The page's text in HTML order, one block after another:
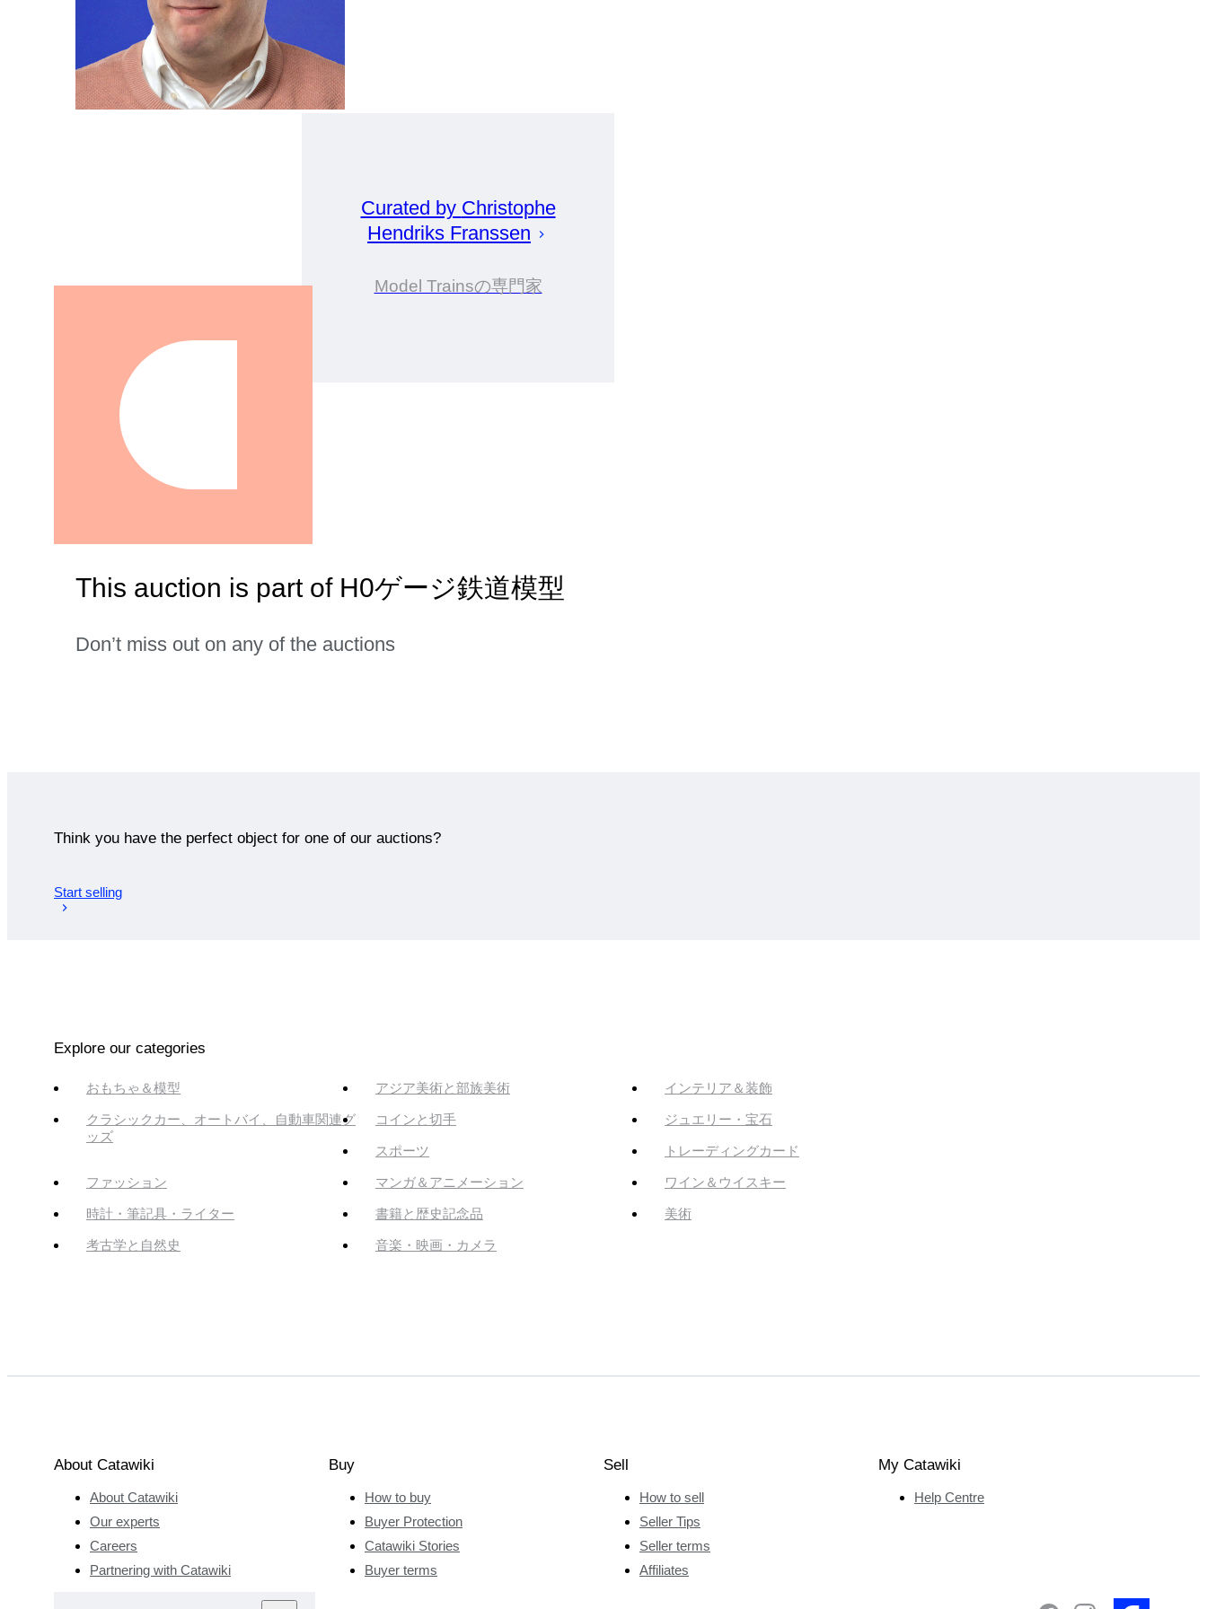
Curated by Christophe
Hendriks Franssen
Model Trainsの専門家
This auction is part of H0ゲージ鉄道模型
Don’t miss out on any of the auctions
Think you have the perfect object for one of our auctions?
Start selling
Explore our categories
おもちゃ＆模型 アジア美術と部族美術 インテリア＆装飾
クラシックカー、オートバイ、自動車関連グ
ッズ
コインと切手 ジュエリー・宝石
スポーツ トレーディングカード
ファッション マンガ＆アニメーション ワイン＆ウイスキー
時計・筆記具・ライター 書籍と歴史記念品 美術
考古学と自然史 音楽・映画・カメラ
About Catawiki
About Catawiki
Our experts
Careers
Partnering with Catawiki
Buy
How to buy
Buyer Protection
Catawiki Stories
Buyer terms
Sell
How to sell
Seller Tips
Seller terms
Affiliates
My Catawiki
Help Centre